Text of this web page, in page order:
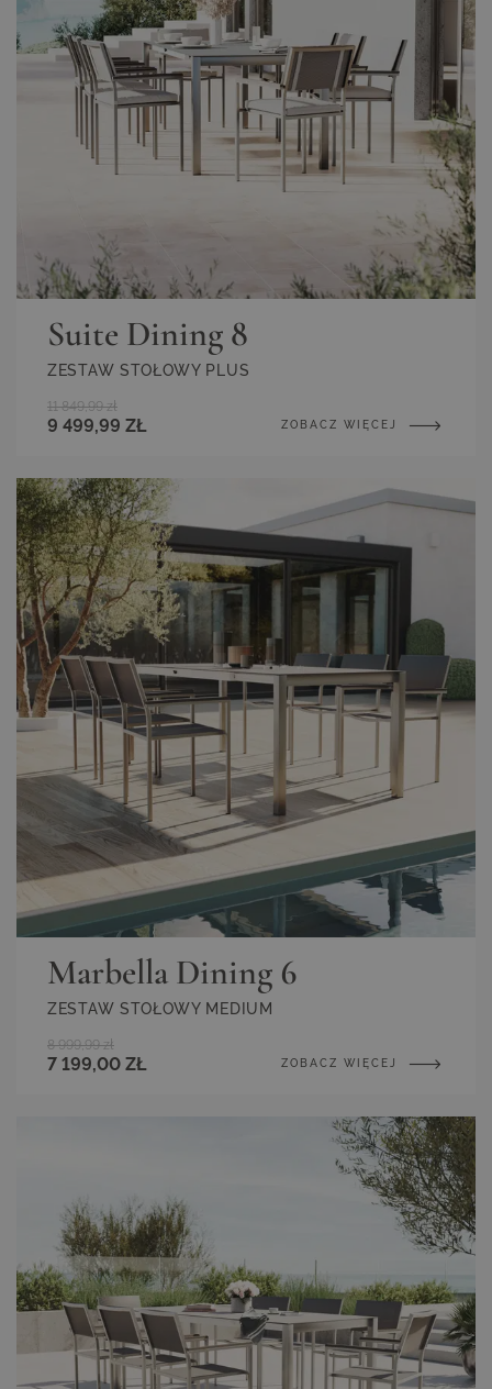
Suite Dining 8
ZESTAW STOŁOWY PLUS
9 499,99 ZŁ
11 849,99 zł
ZOBACZ WIĘCEJ
Marbella Dining 6
ZESTAW STOŁOWY MEDIUM
7 199,00 ZŁ
8 999,99 zł
ZOBACZ WIĘCEJ